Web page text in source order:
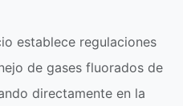
establece regulaciones
de gases fluorados de
directamente en la